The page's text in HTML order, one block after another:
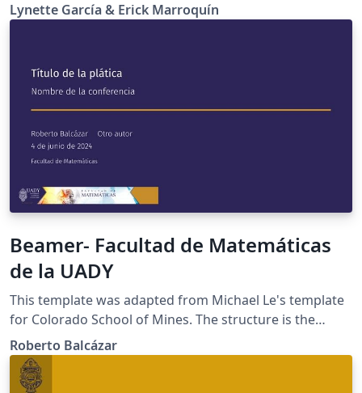
Lynette García & Erick Marroquín
Beamer- Facultad de Matemáticas
de la UADY
This template was adapted from Michael Le's template
for Colorado School of Mines. The structure is the
same, but I adapted it for its usage in the Mathematics
Facculty of Universidad Autónoma de Yucatán.
Roberto Balcázar